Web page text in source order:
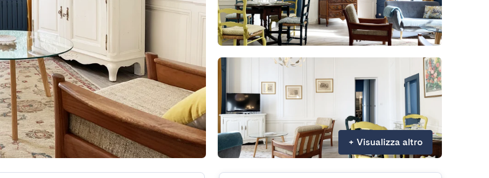
+ Visualizza altro